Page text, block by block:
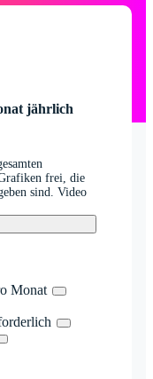
jährlich
frei, die
sind. Video
Monat